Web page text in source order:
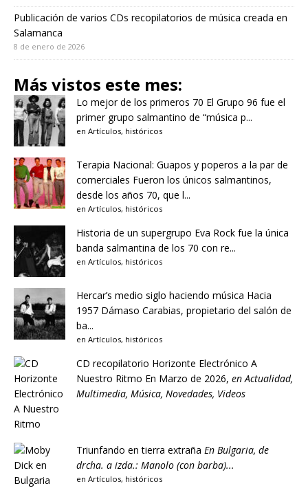
Publicación de varios CDs recopilatorios de música creada en
Salamanca
8 de enero de 2026
Más vistos este mes:
Lo mejor de los primeros 70 El Grupo 96 fue el
primer grupo salmantino de “música p...
en Artículos, históricos
Terapia Nacional: Guapos y poperos a la par de
comerciales Fueron los únicos salmantinos,
desde los años 70, que l...
en Artículos, históricos
Historia de un supergrupo Eva Rock fue la única
banda salmantina de los 70 con re...
en Artículos, históricos
Hercar’s medio siglo haciendo música Hacia
1957 Dámaso Carabias, propietario del salón de
ba...
en Artículos, históricos
CD recopilatorio Horizonte Electrónico A
Nuestro Ritmo En Marzo de 2026, enActualidad,
Multimedia, Música, Novedades, Videos
Triunfando en tierra extraña En Bulgaria, de
drcha. a izda.: Manolo (con barba)...
en Artículos, históricos